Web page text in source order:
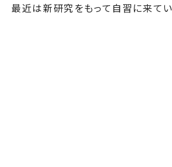
最近は新研究をもって自習に来てい